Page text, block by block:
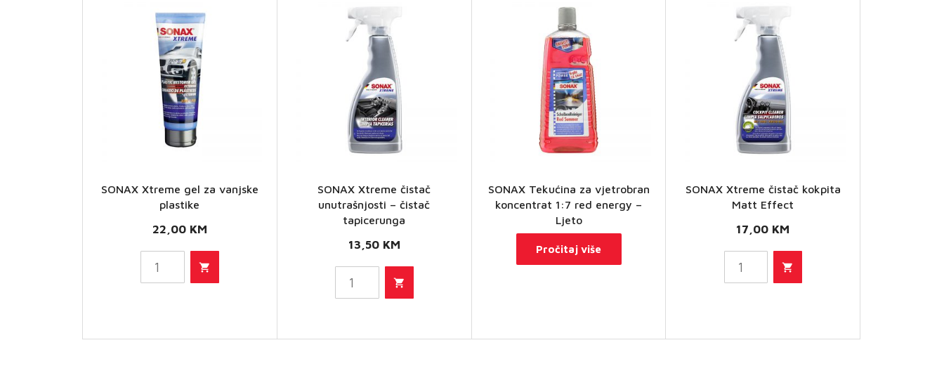
SONAX Xtreme gel za vanjske
plastike
22,00 KM
SONAX
vanjske
plastike
SONAX Xtreme čistač
unutrašnjosti – čistač
tapicerunga
13,50 KM
SONAX
unutrašnjosti
– čistač
tapicerunga
SONAX Tekućina za vjetrobran
koncentrat 1:7 red energy –
Ljeto
Pročitaj više
SONAX Xtreme čistač kokpita
Matt Effect
17,00 KM
SONAX
Xtreme
čistač
kokpita